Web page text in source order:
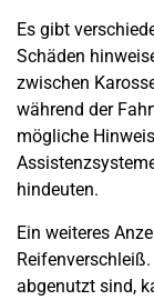
Es gibt
Schäden
zwischen
während der
mögliche
hindeuten.
Ein weiteres
abgenutzt sind,